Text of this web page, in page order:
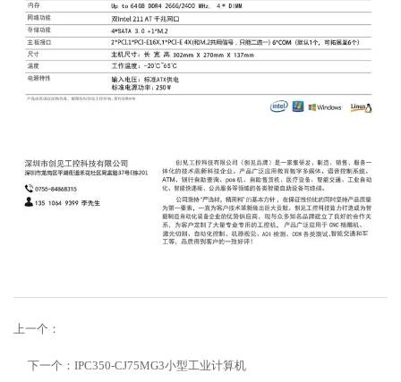
上一个：
下一个： IPC350-CJ75MG3小型工业计算机